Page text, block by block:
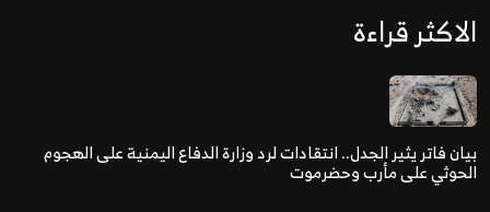
الاكثر قراءة
بيان فاتر يثير الجدل.. انتقادات لرد وزارة الدفاع اليمنية على الهجوم
الحوثي على مأرب وحضرموت